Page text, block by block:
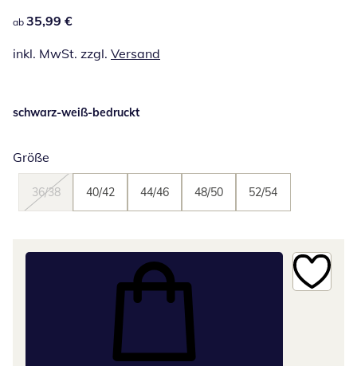
35,99 €
ab 35,99 €
inkl. MwSt. zzgl. Versand
schwarz-weiß-bedruckt
Größe
36/38 40/42 44/46 48/50 52/54